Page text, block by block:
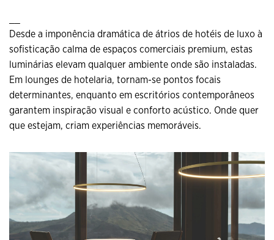
Desde a imponência dramática de átrios de hotéis de luxo à
sofisticação calma de espaços comerciais premium, estas
luminárias elevam qualquer ambiente onde são instaladas.
Em lounges de hotelaria, tornam-se pontos focais
determinantes, enquanto em escritórios contemporâneos
garantem inspiração visual e conforto acústico. Onde quer
que estejam, criam experiências memoráveis.